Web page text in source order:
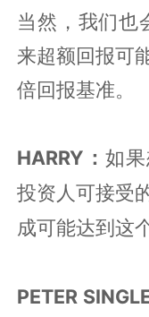
当然，我们也
来超额回报可
倍回报基准。
HARRY： 如
投资人可接受
成可能达到这
PETER